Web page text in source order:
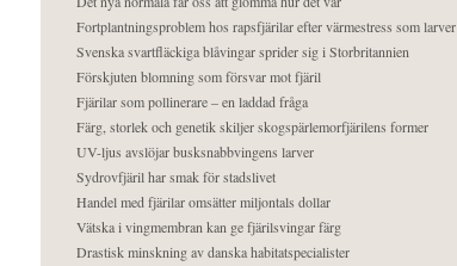
Fortplantningsproblem hos rapsfjärilar efter värmestress som larver
Svenska svartfläckiga blåvingar sprider sig i Storbritannien
Förskjuten blomning som försvar mot fjäril
Fjärilar som pollinerare – en laddad fråga
Färg, storlek och genetik skiljer skogspärlemorfjärilens former
UV-ljus avslöjar busksnabbvingens larver
Sydrovfjäril har smak för stadslivet
Handel med fjärilar omsätter miljontals dollar
Vätska i vingmembran kan ge fjärilsvingar färg
Drastisk minskning av danska habitatspecialister